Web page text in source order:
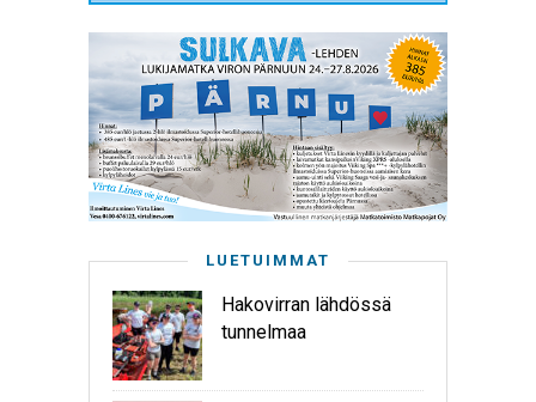
LUETUIMMAT
Hakovirran lähdössä
tunnelmaa